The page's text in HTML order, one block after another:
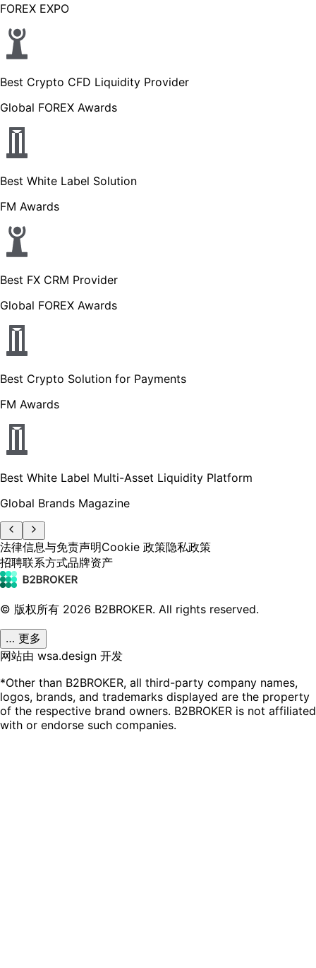
FOREX EXPO
Best Crypto CFD Liquidity Provider
Global FOREX Awards
Best White Label Solution
FM Awards
Best FX CRM Provider
Global FOREX Awards
Best Crypto Solution for Payments
FM Awards
Best White Label Multi-Asset Liquidity Platform
Global Brands Magazine
法律信息与免责声明Cookie 政策隐私政策
招聘联系方式品牌资产
© 版权所有 2026 B2BROKER. All rights reserved.
… 更多
网站由 wsa.design 开发
*Other than B2BROKER, all third-party company names,
logos, brands, and trademarks displayed are the property
of the respective brand owners. B2BROKER is not affiliated
with or endorse such companies.